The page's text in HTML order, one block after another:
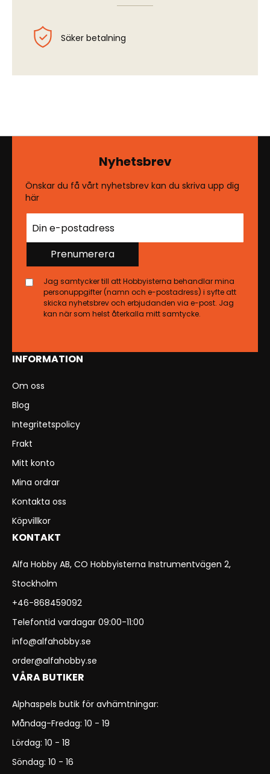
Säker betalning
INFORMATION
Om oss
Blog
Integritetspolicy
Frakt
Mitt konto
Mina ordrar
Kontakta oss
Köpvillkor
KONTAKT
Alfa Hobby AB, CO Hobbyisterna Instrumentvägen 2,
Stockholm
+46-868459092
Telefontid vardagar 09:00-11:00
info@alfahobby.se
order@alfahobby.se
VÅRA BUTIKER
Alphaspels butik för avhämtningar:
Måndag-Fredag: 10 - 19
Lördag: 10 - 18
Söndag: 10 - 16
Nyhetsbrev
Önskar du få vårt nyhetsbrev kan du skriva upp dig
här
Prenumerera
Jag samtycker till att Hobbyisterna behandlar mina
personuppgifter (namn och e-postadress) i syfte att
skicka nyhetsbrev och erbjudanden via e-post. Jag
kan när som helst återkalla mitt samtycke.